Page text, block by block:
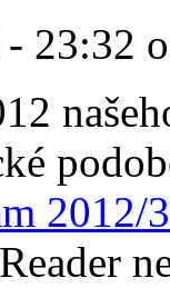
23:32
2012/3